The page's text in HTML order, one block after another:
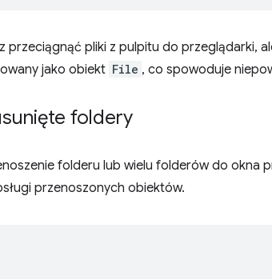
przeciągnąć pliki z pulpitu do przeglądarki,
jako obiekt File , co spowoduje
foldery
folderu lub wielu folderów do okna
przenoszonych obiektów.